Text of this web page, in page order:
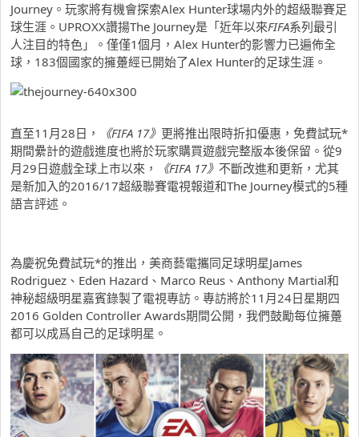
Journey。玩家將有機會探索Alex Hunter球場内外的超級聯賽足
球生涯。UPROXX讚揚The Journey是「近年以來FIFA系列最引
人注目的特色」。僅僅1個月，Alex Hunter的影響力已遍佈全
球，183個國家的擁躉經已開始了Alex Hunter的足球生涯。
直至11月28日， 《FIFA 17》 更將推出限時折扣優惠，免費試玩*
期間纍計的遊戲進度也將於玩家購買遊戲完整版本後保留。從9
月29日遊戲全球上市以來，
《FIFA 17》 不斷改進和更新，尤其
是新加入的2016/17超級聯賽電視報道和The Journey模式的5種
語言評述。
為慶祝免費試玩*的推出，美商藝電攜同足球明星James
Rodriguez、Eden Hazard、Marco Reus、Anthony Martial和
神秘超級明星嘉賓錄製了電視專訪。專訪將於11月24日星期四
2016 Golden Controller Awards期間公開，我們鼓勵每位擁躉
都可以成爲自己的足球明星。